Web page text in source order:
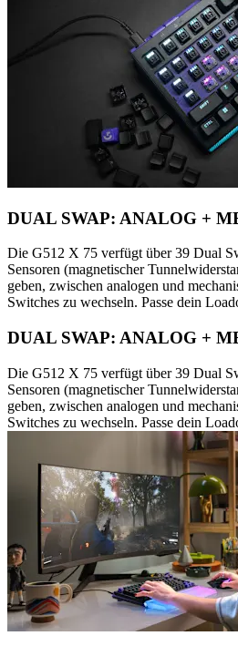
DUAL SWAP: ANALOG +
Die G512 X 75 verfügt über 39 Dual
Sensoren (magnetischer
geben, zwischen analogen und
Switches zu wechseln. Passe dein
DUAL SWAP: ANALOG +
Die G512 X 75 verfügt über 39 Dual
Sensoren (magnetischer
geben, zwischen analogen und
Switches zu wechseln. Passe dein